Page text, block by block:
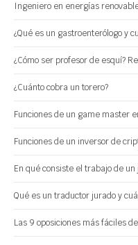
Ingeniero en energías
¿Qué es un gastroenterólogo y
¿Cómo ser profesor de esquí?
¿Cuánto cobra un torero?
Funciones de un game master
Funciones de un inversor de
En qué consiste el trabajo de un
Qué es un traductor jurado y
Las 9 oposiciones más fáciles